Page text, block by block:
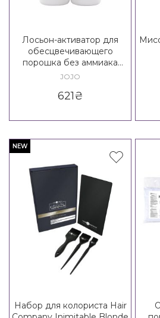
Лосьон-активатор для
обесцвечивающего
порошка без аммиака
JOJO Balayage System
JOJO
621₴
NEW
Набор для колориста Hair